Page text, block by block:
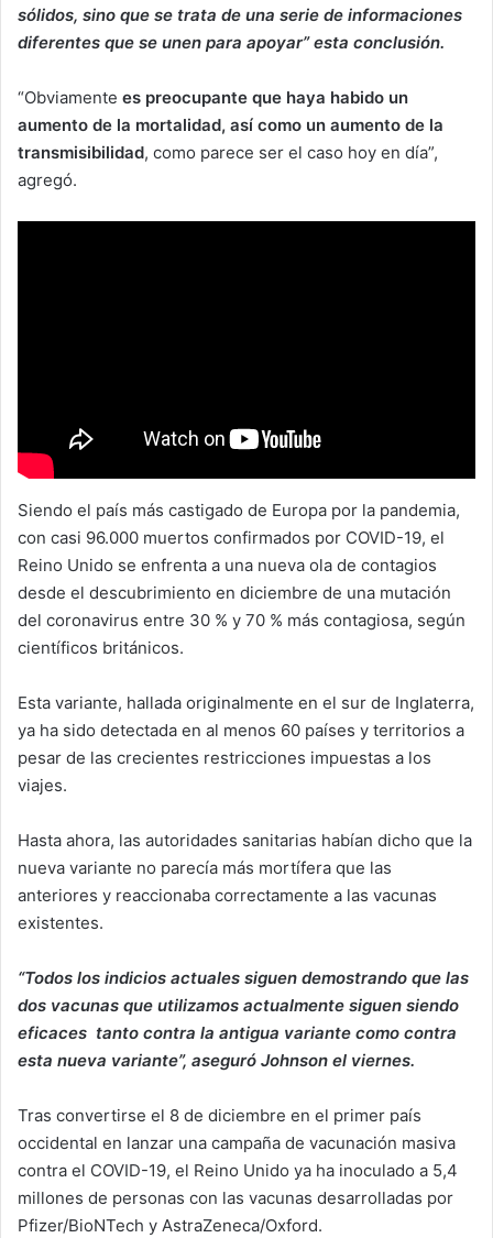
sólidos, sino que se trata de una serie de informaciones
diferentes que se unen para apoyar” esta conclusión.
“Obviamente es preocupante que haya habido un
aumento de la mortalidad, así como un aumento de la
transmisibilidad, como parece ser el caso hoy en día”,
agregó.
Siendo el país más castigado de Europa por la pandemia,
con casi 96.000 muertos confirmados por COVID-19, el
Reino Unido se enfrenta a una nueva ola de contagios
desde el descubrimiento en diciembre de una mutación
del coronavirus entre 30 % y 70 % más contagiosa, según
científicos británicos.
Esta variante, hallada originalmente en el sur de Inglaterra,
ya ha sido detectada en al menos 60 países y territorios a
pesar de las crecientes restricciones impuestas a los
viajes.
Hasta ahora, las autoridades sanitarias habían dicho que la
nueva variante no parecía más mortífera que las
anteriores y reaccionaba correctamente a las vacunas
existentes.
“Todos los indicios actuales siguen demostrando que las
dos vacunas que utilizamos actualmente siguen siendo
eficaces tanto contra la antigua variante como contra
esta nueva variante”, aseguró Johnson el viernes.
Tras convertirse el 8 de diciembre en el primer país
occidental en lanzar una campaña de vacunación masiva
contra el COVID-19, el Reino Unido ya ha inoculado a 5,4
millones de personas con las vacunas desarrolladas por
Pfizer/BioNTech y AstraZeneca/Oxford.